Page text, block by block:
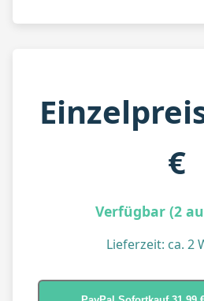
€
Verfügbar (2
Lieferzeit: ca. 2